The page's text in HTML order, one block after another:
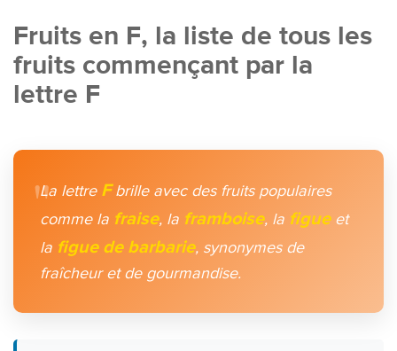
Fruits en F, la liste de tous les
fruits commençant par la
lettre F
La lettre Fbrille avec des fruits populaires
comme la fraise, la framboise, la figueet
la figue de barbarie, synonymes de
fraîcheur et de gourmandise.